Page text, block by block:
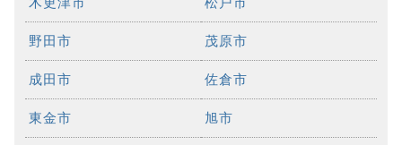
野田市 茂原市
成田市 佐倉市
東金市 旭市